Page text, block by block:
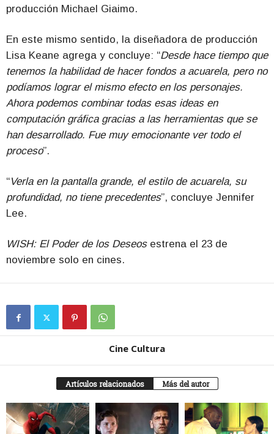
producción Michael Giaimo.
En este mismo sentido, la diseñadora de producción
Lisa Keane agrega y concluye: “Desde hace tiempo que
tenemos la habilidad de hacer fondos a acuarela, pero no
podíamos lograr el mismo efecto en los personajes.
Ahora podemos combinar todas esas ideas en
computación gráfica gracias a las herramientas que se
han desarrollado. Fue muy emocionante ver todo el
proceso”.
“Verla en la pantalla grande, el estilo de acuarela, su
profundidad, no tiene precedentes”, concluye Jennifer
Lee.
WISH: El Poder de los Deseos estrena el 23 de
noviembre solo en cines.
Cine Cultura
Artículos relacionados Más del autor